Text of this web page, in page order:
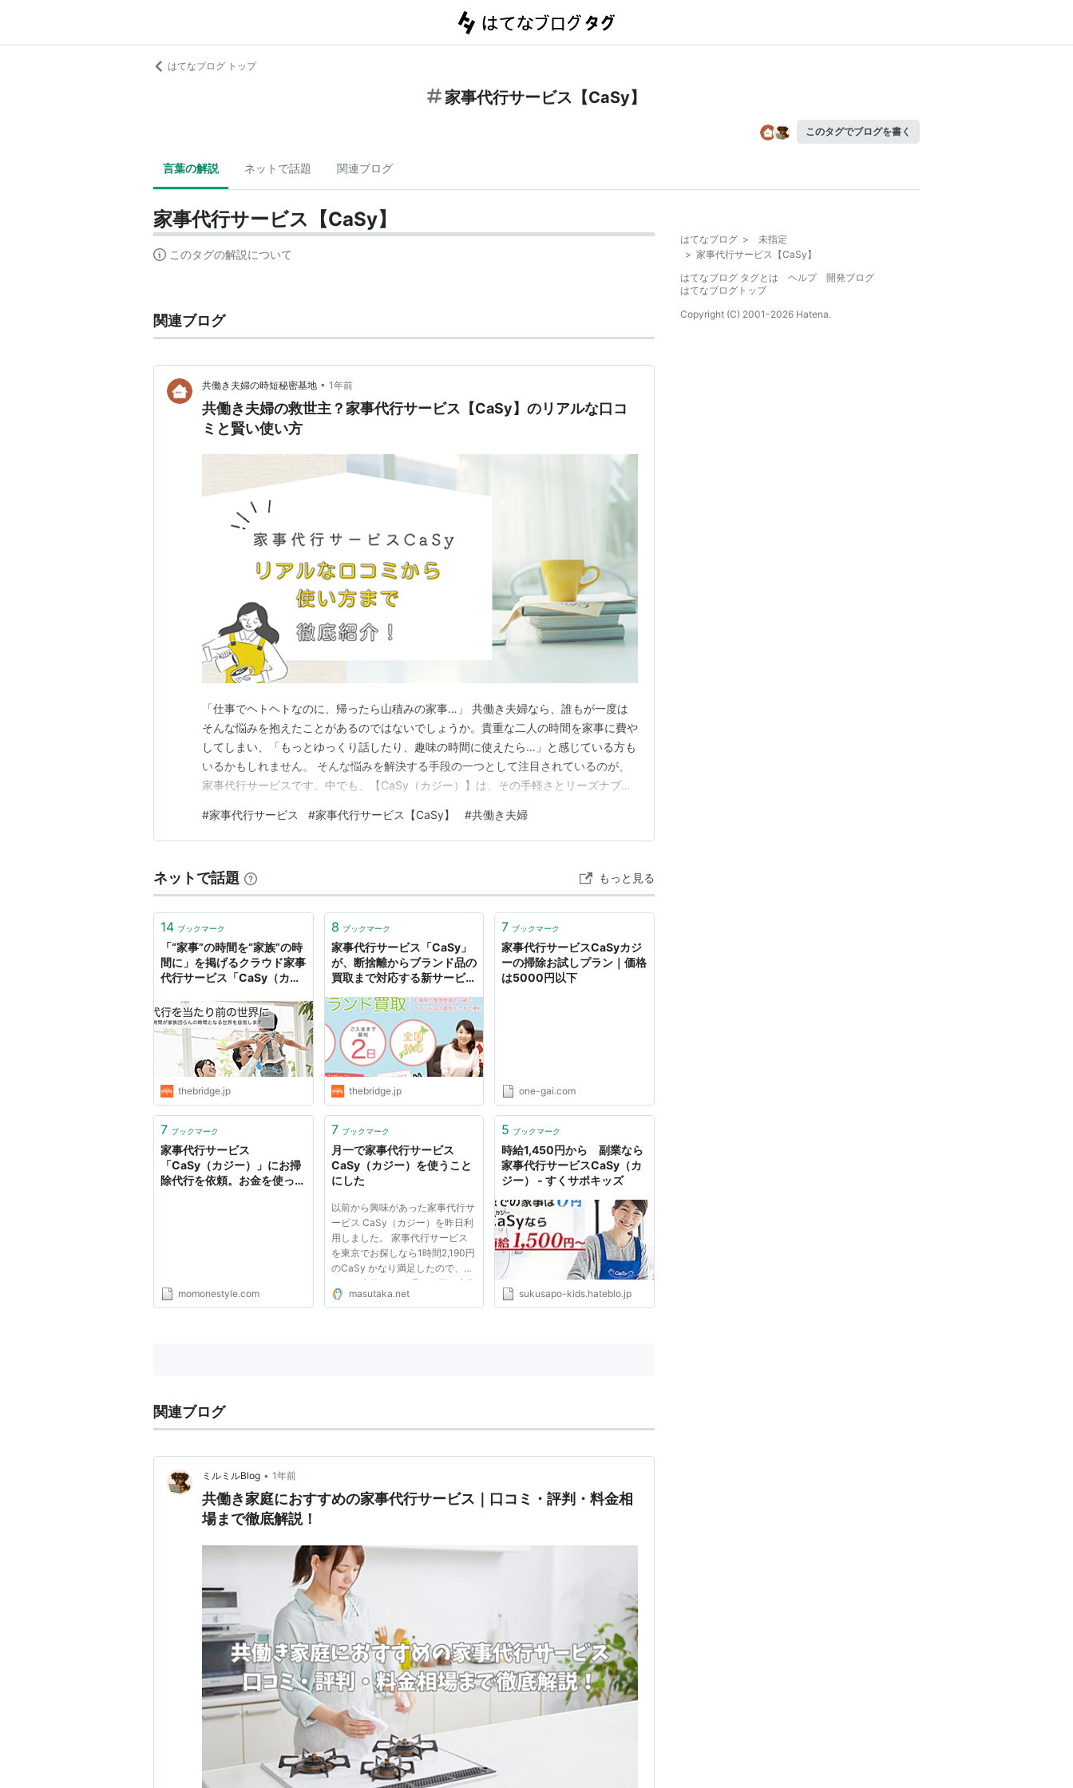
はてなブログ トップ
家事代行サービス【CaSy】
このタグでブログを書く
言葉の解説 ネットで話題 関連ブログ
家事代行サービス【CaSy】
このタグの解説について
関連ブログ
共働き夫婦の時短秘密基地 • 1年前
共働き夫婦の救世主？家事代行サービス【CaSy】のリアルな口コ
ミと賢い使い方
「仕事でヘトヘトなのに、帰ったら山積みの家事…」 共働き夫婦なら、誰もが一度は
そんな悩みを抱えたことがあるのではないでしょうか。貴重な二人の時間を家事に費や
してしまい、「もっとゆっくり話したり、趣味の時間に使えたら…」と感じている方も
いるかもしれません。 そんな悩みを解決する手段の一つとして注目されているのが、
家事代行サービスです。中でも、【CaSy（カジー）】は、その手軽さとリーズナブル
の質は大丈夫？料金体系は？ この記事では、家事の負担軽減を検討している共働き夫
婦に向けて、家事代行サービスCaSyのリアルなCaS…
#家事代行サービス #家事代行サービス【CaSy】 #共働き夫婦
ネットで話題 もっと見る
14 ブックマーク
「“家事”の時間を“家族”の時
間に」を掲げるクラウド家事
代行サービス「CaSy（カジ
thebridge.jp
8 ブックマーク
家事代行サービス「CaSy」
が、断捨離からブランド品の
買取まで対応する新サービス
thebridge.jp
7 ブックマーク
家事代行サービスCaSyカジ
ーの掃除お試しプラン｜価格
は5000円以下
one-gai.com
7 ブックマーク
家事代行サービス
「CaSy（カジー）」にお掃
除代行を依頼。お金を使って
momonestyle.com
7 ブックマーク
月一で家事代行サービス
CaSy（カジー）を使うこと
にした
以前から興味があった家事代行サ
ービス CaSy（カジー）を昨日利
用しました。 家事代行サービス
を東京でお探しなら1時間2,190円
のCaSy かなり満足したので、さ
っそく来月から 4 週に 1 回の定期
予約をしました。鍵のお預けサー
masutaka.net
5 ブックマーク
時給1,450円から 副業なら
家事代行サービスCaSy（カ
ジー） - すくサポキッズ
sukusapo-kids.hateblo.jp
関連ブログ
ミルミルBlog • 1年前
共働き家庭におすすめの家事代行サービス｜口コミ・評判・料金相
場まで徹底解説！
はてなブログ >
未指定
> 家事代行サービス【CaSy】
はてなブログ タグとは
ヘルプ
開発ブログ
はてなブログトップ
Copyright (C) 2001-2026 Hatena.